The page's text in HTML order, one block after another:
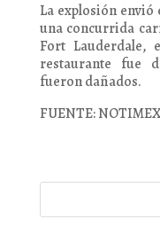
La explosión envió
una concurrida
Fort Lauderdale,
restaurante fue
fueron dañados.
FUENTE: